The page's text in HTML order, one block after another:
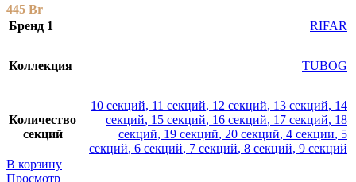
445 Br
Бренд 1
RIFAR
Коллекция TUBOG
Количество
секций
10 секций, 11 секций, 12 секций, 13 секций, 14
секций, 15 секций, 16 секций, 17 секций, 18
секций, 19 секций, 20 секций, 4 секции, 5
секций, 6 секций, 7 секций, 8 секций, 9 секций
В корзину
Просмотр